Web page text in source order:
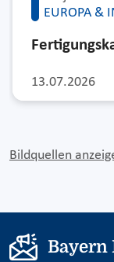
EUROPA &
13.07.2026
Bildquellen
Bayern